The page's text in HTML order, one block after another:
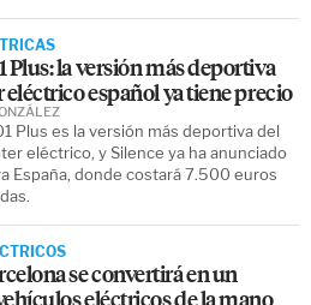
Plus: la versión más deportiva
eléctrico español ya tiene precio
Plus es la versión más deportiva del
eléctrico, y Silence ya ha anunciado
España, donde costará 7.500 euros
se convertirá en un
eléctricos de la mano